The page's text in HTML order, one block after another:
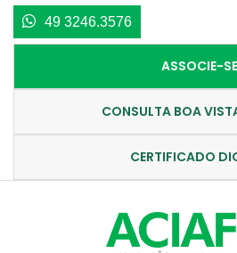
49 3246.3576
ASSOCIE-SE
CONSULTA BOA
CERTIFICADO